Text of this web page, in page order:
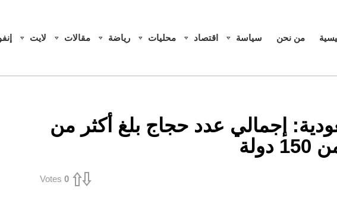
من نحن سياسة اقتصاد محليات رياضة مقالات لايت
إجمالي عدد حجاج بلغ أكثر من
0
Votes